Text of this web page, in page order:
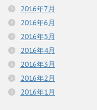
2016年7月
2016年6月
2016年5月
2016年4月
2016年3月
2016年2月
2016年1月